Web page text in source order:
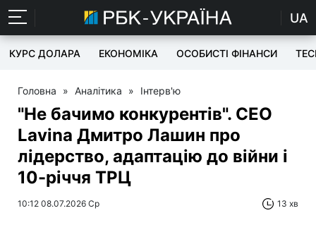
UA
КУРС ДОЛАРА ЕКОНОМІКА ОСОБИСТІ ФІНАНСИ
Головна » Аналітика » Інтерв'ю
"Не бачимо конкурентів". СЕО
Lavina Дмитро Лашин про
лідерство, адаптацію до війни і
10-річчя ТРЦ
10:12 08.07.2026 Ср 13 хв